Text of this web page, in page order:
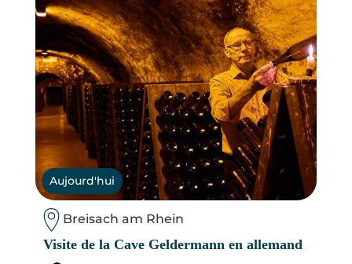
Aujourd'hui
Breisach am Rhein
Visite de la Cave Geldermann en allemand